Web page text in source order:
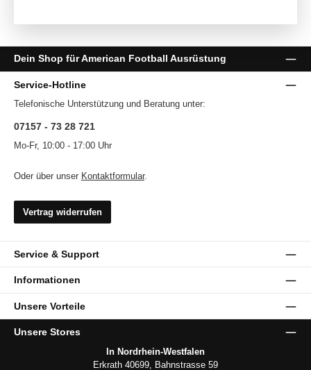
Dein Shop für American Football Ausrüstung
Service-Hotline
Telefonische Unterstützung und Beratung unter:
07157 - 73 28 721
Mo-Fr, 10:00 - 17:00 Uhr
Oder über unser Kontaktformular.
Vertrag widerrufen
Service & Support
Informationen
Unsere Vorteile
Unsere Stores
In Nordrhein-Westfalen
Erkrath 40699, Bahnstrasse 59